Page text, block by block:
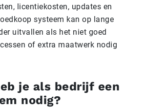
licentiekosten, updates en
systeem kan op lange
uitvallen als het niet goed
of extra maatwerk nodig
je als bedrijf een
nodig?